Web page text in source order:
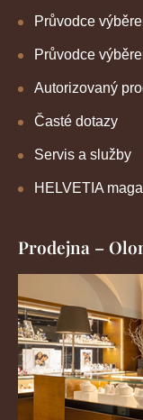
Průvodce
Průvodce
Autorizovaný
Časté dotazy
Servis a služby
HELVETIA
Prodejna –